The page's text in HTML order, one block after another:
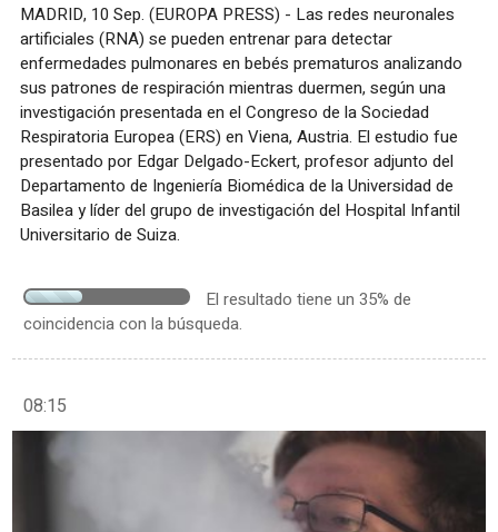
MADRID, 10 Sep. (EUROPA PRESS) - Las redes neuronales
artificiales (RNA) se pueden entrenar para detectar
enfermedades pulmonares en bebés prematuros analizando
sus patrones de respiración mientras duermen, según una
investigación presentada en el Congreso de la Sociedad
Respiratoria Europea (ERS) en Viena, Austria. El estudio fue
presentado por Edgar Delgado-Eckert, profesor adjunto del
Departamento de Ingeniería Biomédica de la Universidad de
Basilea y líder del grupo de investigación del Hospital Infantil
Universitario de Suiza.
El resultado tiene un 35% de
coincidencia con la búsqueda.
08:15